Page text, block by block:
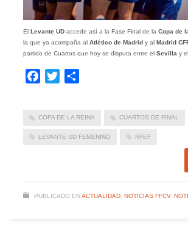
El Levante UDaccede así a la Fase Final de la Copa de
la que ya acompaña al Atlético de Madridy al Madrid
partido de Cuartos que hoy se disputa entre el Sevilla y el
Facebook
Twitter
COPA DE LA REINA CUARTOS DE FINAL
LEVANTE UD FEMENINO RFEF
PUBLICADO EN ACTUALIDAD, NOTICIAS FFCV,